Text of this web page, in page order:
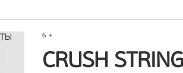
6 +
CRUSH